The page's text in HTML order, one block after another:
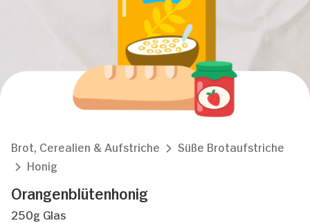
Brot, Cerealien & Aufstriche
Süße Brotaufstriche
Honig
Orangenblütenhonig
250g Glas